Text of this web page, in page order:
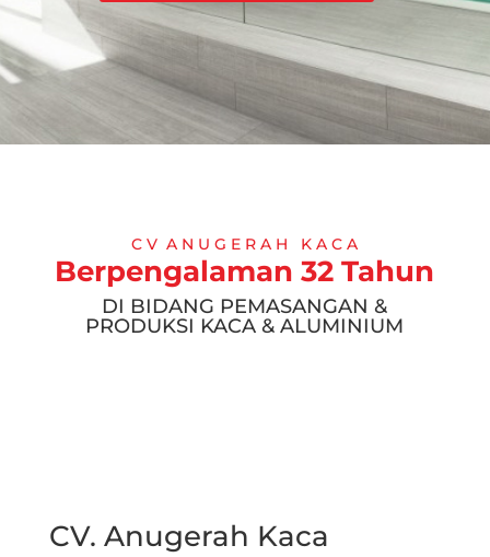
C V A N U G E R A H K A C A
Berpengalaman 32 Tahun
DI BIDANG PEMASANGAN &
PRODUKSI KACA & ALUMINIUM
CV. Anugerah Kaca